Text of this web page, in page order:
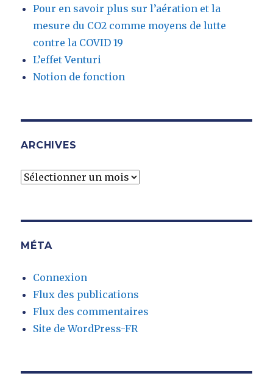
Pour en savoir plus sur l’aération et la
mesure du CO2 comme moyens de lutte
contre la COVID 19
L’effet Venturi
Notion de fonction
ARCHIVES
Archives
MÉTA
Connexion
Flux des publications
Flux des commentaires
Site de WordPress-FR